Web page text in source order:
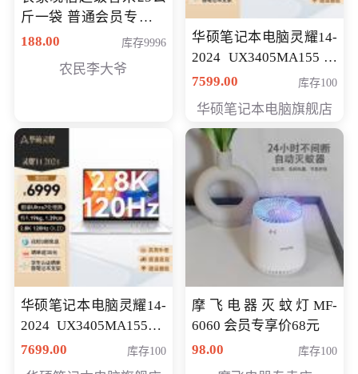
斤一袋 普通会员专享价
格178元
188.00 库存9996
农民李大爷
华硕笔记本电脑灵耀14-
2024 UX3405MA155冰
川银 oled 智慧轻薄本 会
7599.00 库存100
华硕笔记本电脑旗舰店
华硕笔记本电脑灵耀14-
2024 UX3405MA155夜
空蓝 oled 智慧轻薄本 会
7699.00 库存100
摩飞电器灭蚊灯MF-
6060 会员专享价68元
98.00
库存100